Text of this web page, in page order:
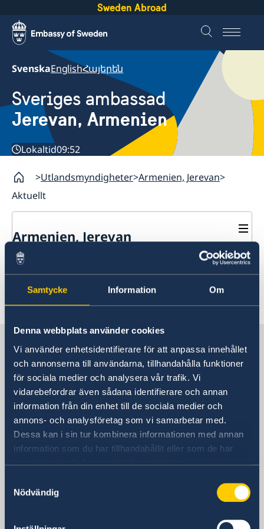
Samtycke Information Om
Denna webbplats använder cookies
Vi använder enhetsidentifierare för att anpassa innehållet
och annonserna till användarna, tillhandahålla funktioner
för sociala medier och analysera vår trafik. Vi
vidarebefordrar även sådana identifierare och annan
information från din enhet till de sociala medier och
annons- och analysföretag som vi samarbetar med.
Dessa kan i sin tur kombinera informationen med annan
information som du har tillhandahållit eller som de har
samlat in när du har använt deras tjänster.
Nödvändig
Sweden Abroad
SvenskaEnglishՀայերեն
Sveriges ambassad
Jerevan, Armenien
Lokaltid09:52
Utlandsmyndigheter Armenien, Jerevan
Aktuellt
Armenien, Jerevan
Kontakt
Om oss
Ambassadören
Så stöttar vi svenska företag
Team Sweden
Svenska företag i Armenien
Anmäl handelshinder
Nyheter
Röstmottagning EU-Val 2024
ArtNexus
Aktuellt
Här finns nyheter från ambassaden.
Sverige i Armenien
Sveriges ambassad
Besöksadress
Yerevan Plaza Business Centre
9 Grigor Lusavorich Street
Yerevan 0015, Armenia
+374 10 59 55 00